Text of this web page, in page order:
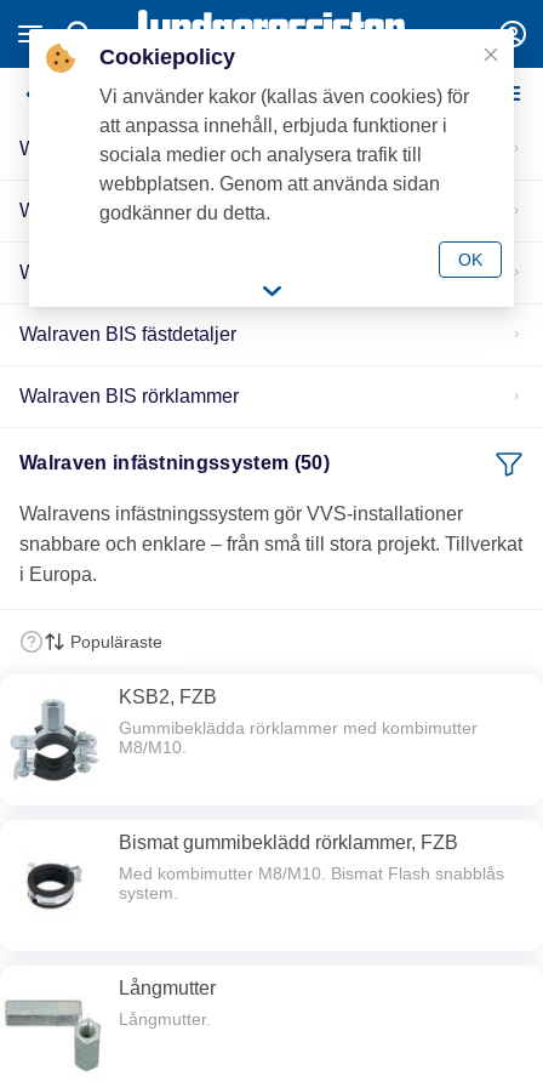
Walraven infästningssystem
Walraven BIS RapidRail - För alla lätta installationer
Walraven BIS RapidStrut - För medeltunga installationer
Walraven Taksystem
Walraven BIS fästdetaljer
Walraven BIS rörklammer
Walraven infästningssystem (50)
Walravens infästningssystem gör VVS-installationer
snabbare och enklare – från små till stora projekt. Tillverkat
i Europa.
KSB2, FZB
Gummibeklädda rörklammer med kombimutter
M8/M10.
Bismat gummibeklädd rörklammer, FZB
Med kombimutter M8/M10. Bismat Flash snabblås
system.
Långmutter
Långmutter.
Cookiepolicy
Vi använder kakor (kallas även cookies) för
att anpassa innehåll, erbjuda funktioner i
sociala medier och analysera trafik till
webbplatsen. Genom att använda sidan
godkänner du detta.
OK